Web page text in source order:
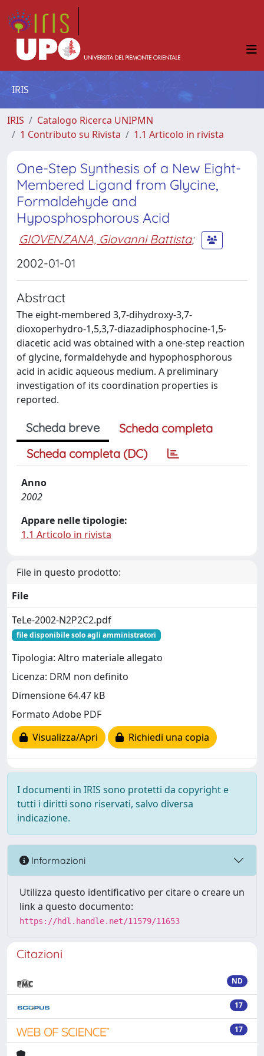
IRIS
IRIS
Catalogo Ricerca UNIPMN
1 Contributo su Rivista
1.1 Articolo in rivista
One-Step Synthesis of a New Eight-
Membered Ligand from Glycine,
Formaldehyde and
Hyposphosphorous Acid
GIOVENZANA, Giovanni Battista;
2002-01-01
Abstract
The eight-membered 3,7-dihydroxy-3,7-
dioxoperhydro-1,5,3,7-diazadiphosphocine-1,5-
diacetic acid was obtained with a one-step reaction
of glycine, formaldehyde and hypophosphorous
acid in acidic aqueous medium. A preliminary
investigation of its coordination properties is
reported.
Scheda breve
Scheda completa
Scheda completa (DC)
Anno
2002
Appare nelle tipologie:
1.1 Articolo in rivista
File in questo prodotto:
File
TeLe-2002-N2P2C2.pdf
file disponibile solo agli amministratori
Tipologia: Altro materiale allegato
Licenza: DRM non definito
Dimensione 64.47 kB
Formato Adobe PDF
Visualizza/Apri
Richiedi una copia
I documenti in IRIS sono protetti da copyright e
tutti i diritti sono riservati, salvo diversa
indicazione.
Informazioni
Utilizza questo identificativo per citare o creare un
link a questo documento:
https://hdl.handle.net/11579/11653
Citazioni
ND
17
17